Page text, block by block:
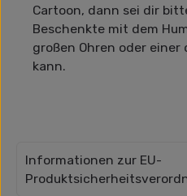
Cartoon, dann sei dir
Beschenkte mit dem
großen Ohren oder einer
kann.
Informationen zur EU-